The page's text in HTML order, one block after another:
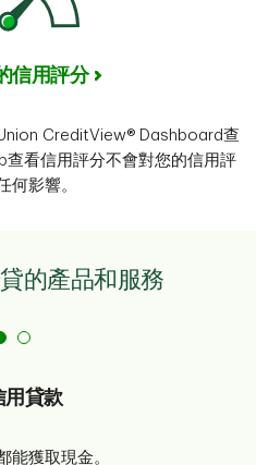
信用評分
CreditView® Dashboard查
看信用評分不會對您的信用評
何影響。
的產品和服務
用貸款
能獲取現金。